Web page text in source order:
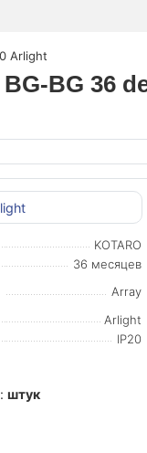
Arlight
BG 36
KOTARO
36 месяцев
Array
Arlight
IP20
штук